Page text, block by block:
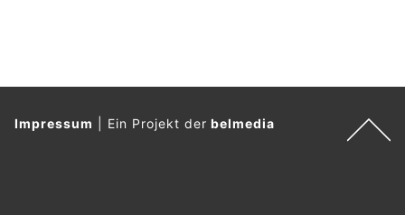
Impressum Ein Projekt derbelmedia